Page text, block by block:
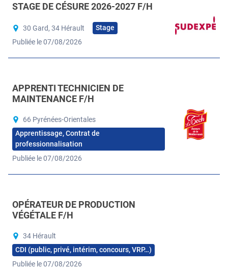
STAGE DE CÉSURE 2026-2027 F/H
30 Gard, 34 Hérault
Stage
Publiée le 07/08/2026
APPRENTI TECHNICIEN DE
MAINTENANCE F/H
66 Pyrénées-Orientales
Apprentissage, Contrat de
professionnalisation
Publiée le 07/08/2026
OPÉRATEUR DE PRODUCTION
VÉGÉTALE F/H
34 Hérault
CDI (public, privé, intérim, concours, VRP…)
Publiée le 07/08/2026